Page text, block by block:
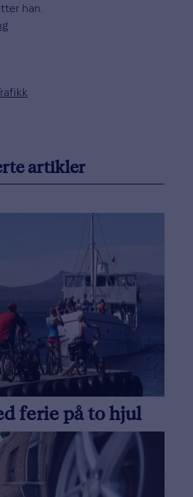
han.
artikler
ferie på to hjul